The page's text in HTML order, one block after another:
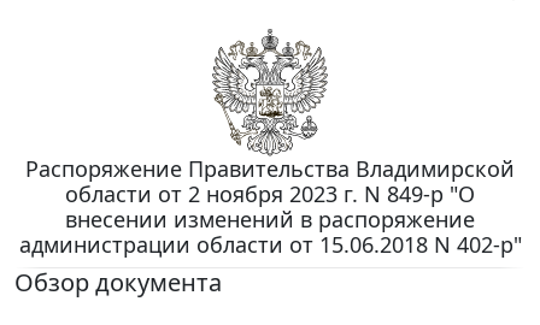
Распоряжение Правительства Владимирской
области от 2 ноября 2023 г. N 849-р "О
внесении изменений в распоряжение
администрации области от 15.06.2018 N 402-р"
Обзор документа